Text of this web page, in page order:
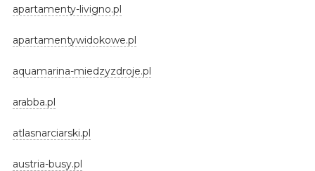
apartamenty-livigno.pl
apartamentywidokowe.pl
aquamarina-miedzyzdroje.pl
arabba.pl
atlasnarciarski.pl
austria-busy.pl